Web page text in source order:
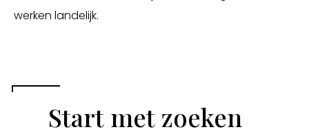
werken landelijk.
Start met zoeken